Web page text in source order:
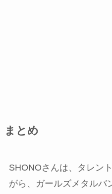
まとめ
SHONOさんは、タレン
がら、ガールズメタルバ